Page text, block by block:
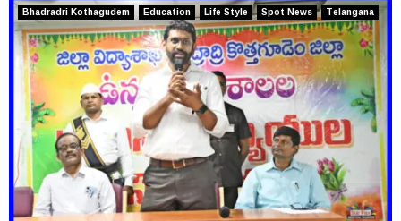
Bhadradri Kothagudem Education Life Style Spot News Telangana